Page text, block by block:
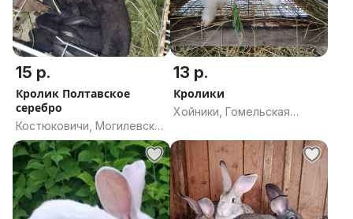
15 р.
Кролик Полтавское
серебро
Костюковичи, Могилевская
область
13 р.
Кролики
Хойники, Гомельская